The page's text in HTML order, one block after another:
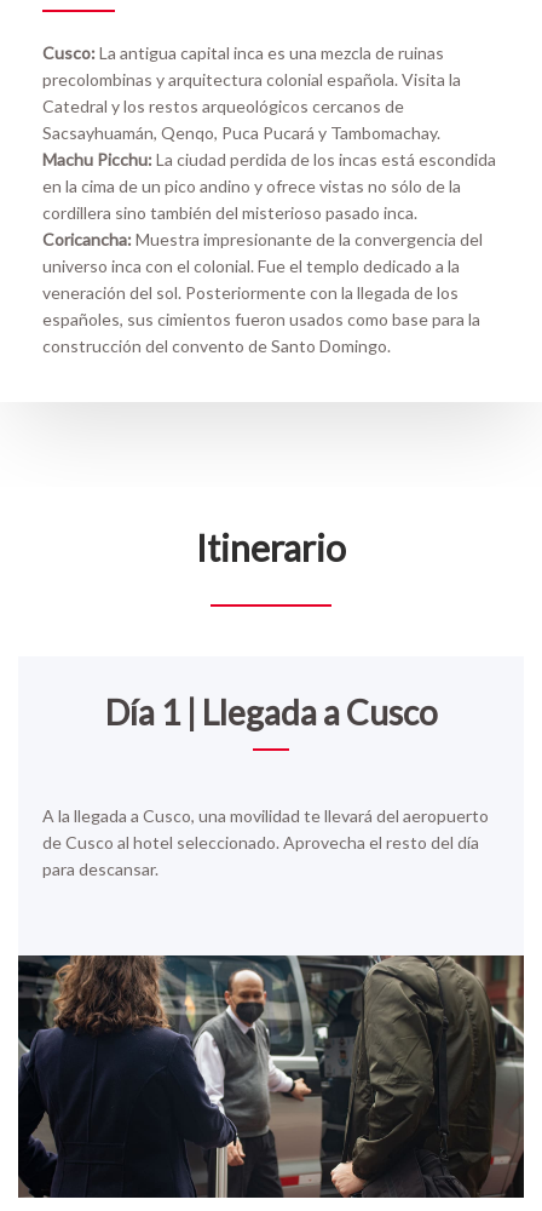
Cusco: La antigua capital inca es una mezcla de ruinas
precolombinas y arquitectura colonial española. Visita la
Catedral y los restos arqueológicos cercanos de
Sacsayhuamán, Qenqo, Puca Pucará y Tambomachay.
Machu Picchu: La ciudad perdida de los incas está escondida
en la cima de un pico andino y ofrece vistas no sólo de la
cordillera sino también del misterioso pasado inca.
Coricancha: Muestra impresionante de la convergencia del
universo inca con el colonial. Fue el templo dedicado a la
veneración del sol. Posteriormente con la llegada de los
españoles, sus cimientos fueron usados como base para la
construcción del convento de Santo Domingo.
Itinerario
Día 1 | Llegada a Cusco
A la llegada a Cusco, una movilidad te llevará del aeropuerto
de Cusco al hotel seleccionado. Aprovecha el resto del día
para descansar.